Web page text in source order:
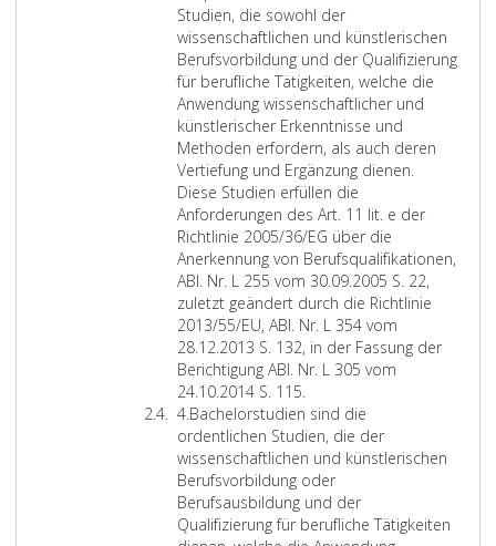
1
3
S
i
t
z
u
n
g
1
3
2
i
n
d
e
r
F
a
s
s
u
n
g
e
h
e
n
d
e
ü
n
s
t
l
e
r
i
e
a
d
n
u
n
g
e
ä
P
a
r
g
7
,
n
P
a
r
a
g
r
a
p
h
7
1
d
,
–
f
a
c
h
i
c
h
e
t
z
4
e
l
a
t
e
n
B
a
c
h
e
l
o
r
r
(
e
h
e
n
e
.
S
i
l
n
a
T
e
i
l
e
i
n
s
,
N
r
.
5
0
a
u
s
2
0
2
4
,
)
i
f
f
e
r
3
Studien, die sowohl der
wissenschaftlichen und künstlerischen
Berufsvorbildung und der Qualifizierung
für berufliche Tätigkeiten, welche die
Anwendung wissenschaftlicher und
künstlerischer Erkenntnisse und
Methoden erfordern, als auch deren
Vertiefung und Ergänzung dienen.
Diese Studien erfüllen die
Anforderungen des Art. 11 lit. e der
Richtlinie 2005/36/EG über die
Anerkennung von Berufsqualifikationen,
ABl. Nr. L 255 vom 30.09.2005 S. 22,
zuletzt geändert durch die Richtlinie
2013/55/EU, ABl. Nr. L 354 vom
28.12.2013 S. 132, in der Fassung der
Berichtigung ABl. Nr. L 305 vom
24.10.2014 S. 115.
p
l
o
m
s
4.Z
i
f
f
e
r
Bachelorstudien sind die
ordentlichen Studien, die der
wissenschaftlichen und künstlerischen
Berufsvorbildung oder
Berufsausbildung und der
Qualifizierung für berufliche Tätigkeiten